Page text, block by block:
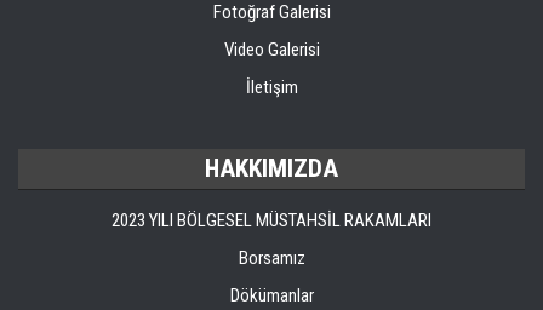
İLETIŞIM
Fotoğraf Galerisi
Video Galerisi
İletişim
HAKKIMIZDA
2023 YILI BÖLGESEL MÜSTAHSİL RAKAMLARI
Borsamız
Dökümanlar